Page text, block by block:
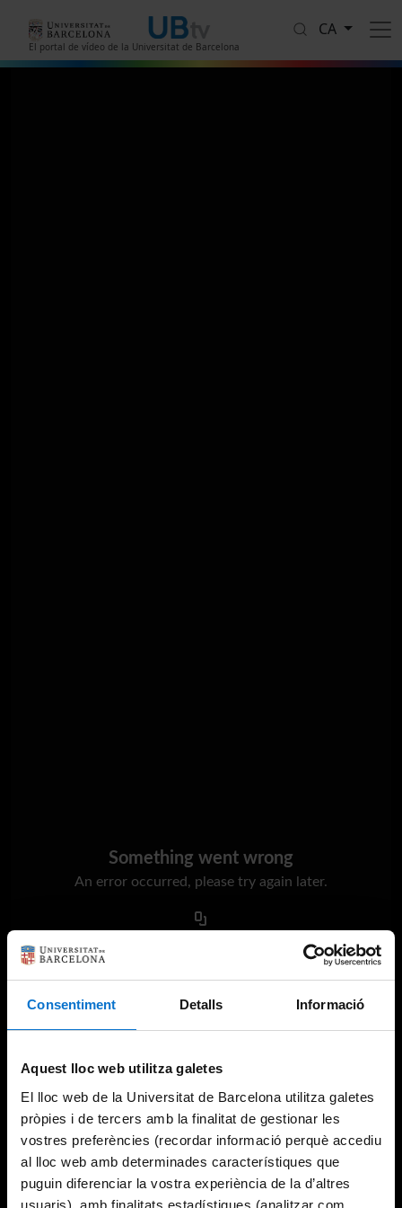
Consentiment Detalls Informació
Aquest lloc web utilitza galetes
El lloc web de la Universitat de Barcelona utilitza galetes
pròpies i de tercers amb la finalitat de gestionar les
vostres preferències (recordar informació perquè accediu
al lloc web amb determinades característiques que
puguin diferenciar la vostra experiència de la d’altres
usuaris), amb finalitats estadístiques (analitzar com
El portal de vídeo de la Universitat de Barcelona
CA
Something went wrong
An error occurred, please try again later.